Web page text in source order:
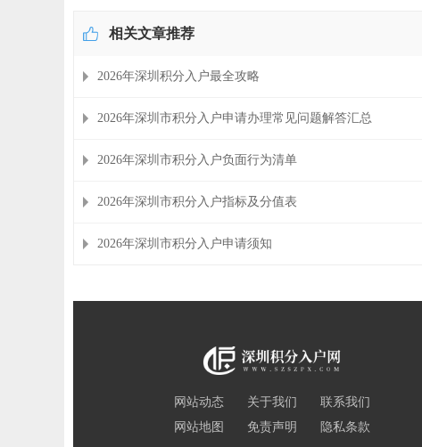
相关文章推荐
2026年深圳积分入户最全攻略
2026年深圳市积分入户申请办理常见问题解答汇总
2026年深圳市积分入户负面行为清单
2026年深圳市积分入户指标及分值表
2026年深圳市积分入户申请须知
网站动态 关于我们
联系我们
网站地图
免责声明 隐私条款